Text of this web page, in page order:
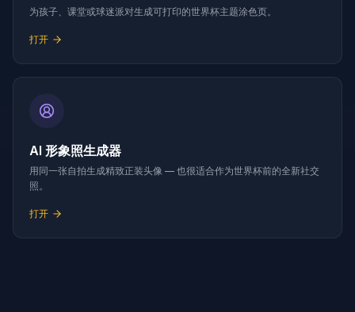
为孩子、课堂或球迷派对生成可打印的世界杯主题涂色页。
打开
AI 形象照生成器
用同一张自拍生成精致正装头像 — 也很适合作为世界杯前的全新社交
照。
打开